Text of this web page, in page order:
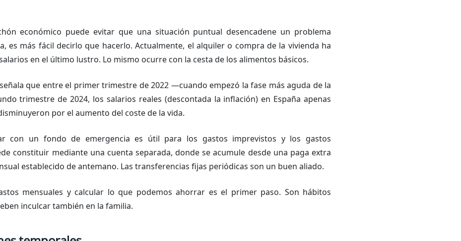
económico puede evitar que una situación puntual desencadene un problema
es más fácil decirlo que hacerlo. Actualmente, el alquiler o compra de la vivienda ha
en el último lustro. Lo mismo ocurre con la cesta de los alimentos básicos.
señala que entre el primer trimestre de 2022 —cuando empezó la fase más aguda de la
trimestre de 2024, los salarios reales (descontada la inflación) en España apenas
por el aumento del coste de la vida.
con un fondo de emergencia es útil para los gastos imprevistos y los gastos
constituir mediante una cuenta separada, donde se acumule desde una paga extra
establecido de antemano. Las transferencias fijas periódicas son un buen aliado.
mensuales y calcular lo que podemos ahorrar es el primer paso. Son hábitos
inculcar también en la familia.